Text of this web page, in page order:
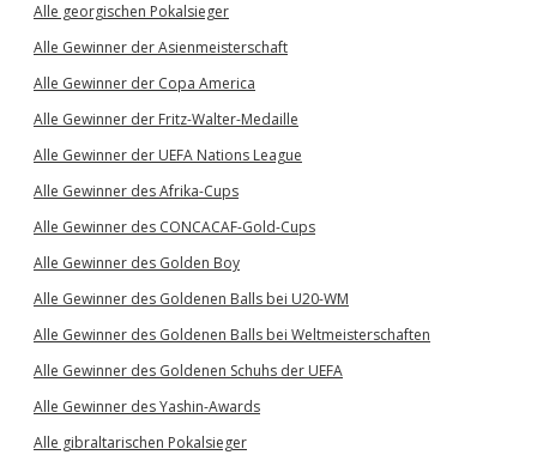
Alle georgischen Pokalsieger
Alle Gewinner der Asienmeisterschaft
Alle Gewinner der Copa America
Alle Gewinner der Fritz-Walter-Medaille
Alle Gewinner der UEFA Nations League
Alle Gewinner des Afrika-Cups
Alle Gewinner des CONCACAF-Gold-Cups
Alle Gewinner des Golden Boy
Alle Gewinner des Goldenen Balls bei U20-WM
Alle Gewinner des Goldenen Balls bei Weltmeisterschaften
Alle Gewinner des Goldenen Schuhs der UEFA
Alle Gewinner des Yashin-Awards
Alle gibraltarischen Pokalsieger